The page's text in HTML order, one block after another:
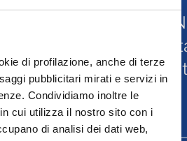
di profilazione, anche di terze
pubblicitari mirati e servizi in
Condividiamo inoltre le
cui utilizza il nostro sito con i
di analisi dei dati web,